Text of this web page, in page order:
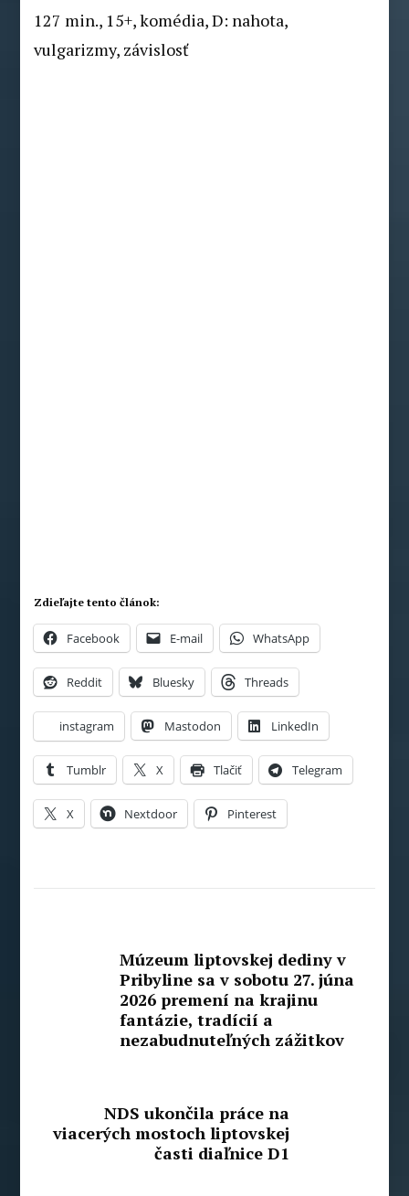
127 min., 15+, komédia, D: nahota,
vulgarizmy, závislosť
Zdieľajte tento článok:
Facebook E-mail WhatsApp
Reddit Bluesky Threads
instagram Mastodon LinkedIn
Tumblr X Tlačiť Telegram
X Nextdoor Pinterest
Múzeum liptovskej dediny v
Pribyline sa v sobotu 27. júna
2026 premení na krajinu
fantázie, tradícií a
nezabudnuteľných zážitkov
NDS ukončila práce na
viacerých mostoch liptovskej
časti diaľnice D1